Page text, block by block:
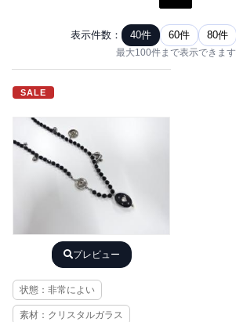
表示件数： 40件 60件 80件
最大100件まで表示できます
SALE
プレビュー
状態：非常によい
素材：クリスタルガラス